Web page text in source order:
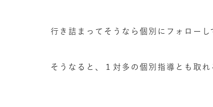
行き詰まってそうなら個別にフォローし
そうなると、１対多の個別指導とも取れ